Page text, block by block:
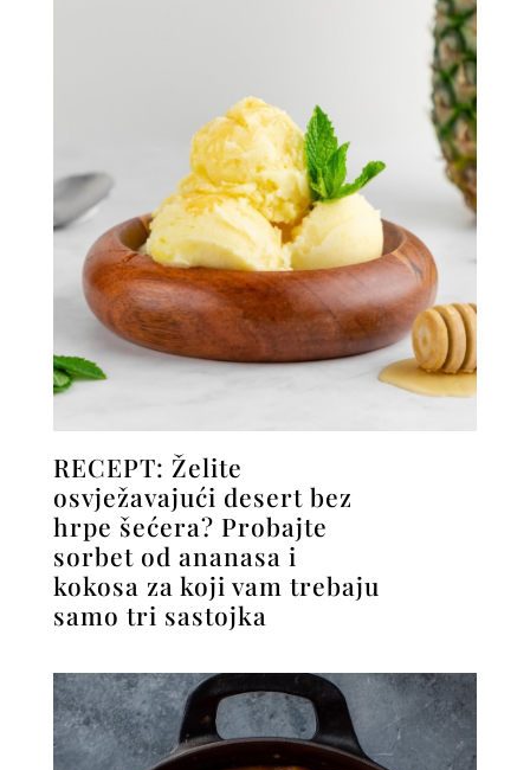
RECEPT: Želite
osvježavajući desert bez
hrpe šećera? Probajte
sorbet od ananasa i
kokosa za koji vam trebaju
samo tri sastojka